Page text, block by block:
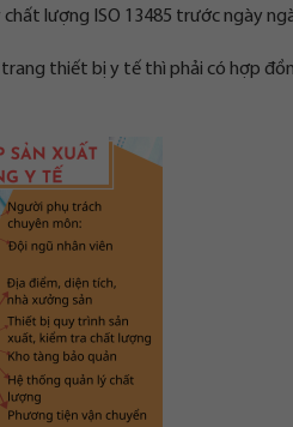
lượng ISO 13485 trước ngày
thiết bị y tế thì phải có hợp